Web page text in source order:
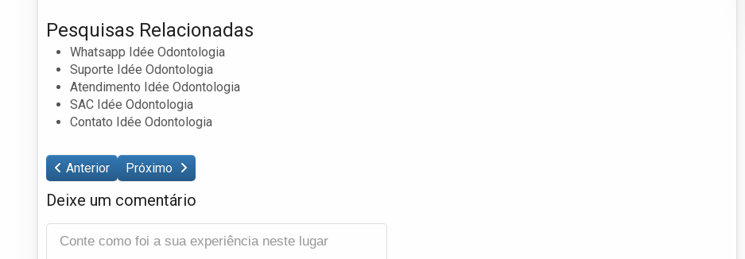
Pesquisas Relacionadas
Whatsapp Idée Odontologia
Suporte Idée Odontologia
Atendimento Idée Odontologia
SAC Idée Odontologia
Contato Idée Odontologia
Anterior Próximo
Deixe um comentário